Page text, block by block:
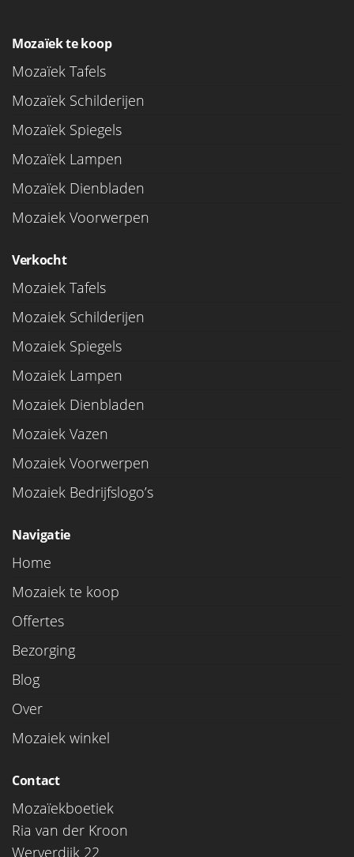
Mozaïek te koop
Mozaïek Tafels
Mozaïek Schilderijen
Mozaïek Spiegels
Mozaïek Lampen
Mozaïek Dienbladen
Mozaiek Voorwerpen
Verkocht
Mozaiek Tafels
Mozaiek Schilderijen
Mozaiek Spiegels
Mozaiek Lampen
Mozaiek Dienbladen
Mozaiek Vazen
Mozaiek Voorwerpen
Mozaiek Bedrijfslogo’s
Navigatie
Home
Mozaiek te koop
Offertes
Bezorging
Blog
Over
Mozaiek winkel
Contact
Mozaïekboetiek
Ria van der Kroon
Werverdijk 22